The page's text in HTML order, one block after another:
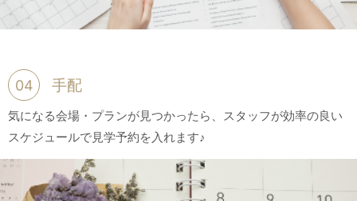
04 手配
気になる会場・プランが見つかったら、スタッフが効率の良い
スケジュールで見学予約を入れます♪